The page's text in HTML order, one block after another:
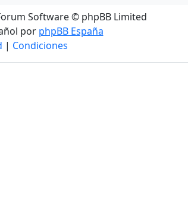
Software © phpBB Limited
por phpBB España
| Condiciones